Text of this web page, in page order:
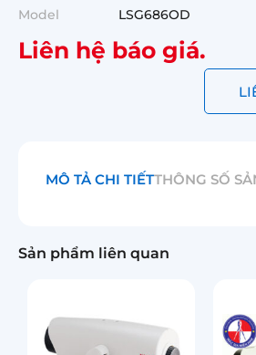
Model
LSG686OD
Liên hệ báo giá.
MÔ TẢ CHI TIẾTTHÔNG SỐ
Sản phẩm liên quan